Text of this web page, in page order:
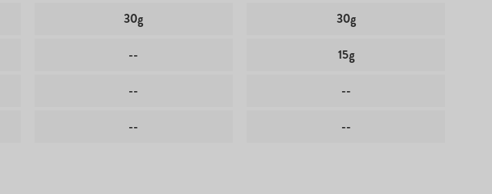
30g
30g
--
15g
--
--
-- --